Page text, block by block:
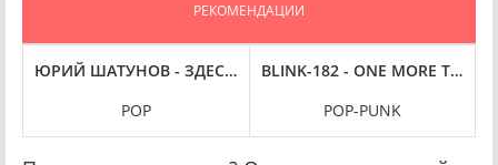
РЕКОМЕНДАЦИИ
FLAC HI-RES] (2023) FLAC
ЮРИЙ ШАТУНОВ - ЗДЕСЬ БЫЛ ЮРА!!! ЛУЧШИЕ ПЕСНИ
POP
BLINK-182 - ONE MORE TIME...
POP-PUNK